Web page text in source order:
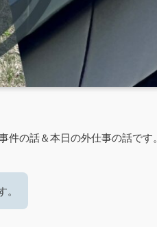
の話＆本日の外仕事の話です。